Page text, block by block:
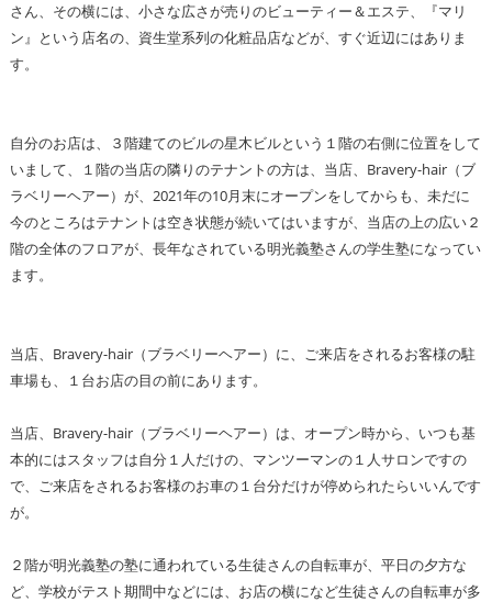
さん、その横には、小さな広さが売りのビューティー＆エステ、『マリ
ン』という店名の、資生堂系列の化粧品店などが、すぐ近辺にはありま
す。
自分のお店は、３階建てのビルの星木ビルという１階の右側に位置をして
いまして、１階の当店の隣りのテナントの方は、当店、Bravery-hair（ブ
ラベリーヘアー）が、2021年の10月末にオープンをしてからも、未だに
今のところはテナントは空き状態が続いてはいますが、当店の上の広い２
階の全体のフロアが、長年なされている明光義塾さんの学生塾になってい
ます。
当店、Bravery-hair（ブラベリーヘアー）に、ご来店をされるお客様の駐
車場も、１台お店の目の前にあります。
当店、Bravery-hair（ブラベリーヘアー）は、オープン時から、いつも基
本的にはスタッフは自分１人だけの、マンツーマンの１人サロンですの
で、ご来店をされるお客様のお車の１台分だけが停められたらいいんです
が。
２階が明光義塾の塾に通われている生徒さんの自転車が、平日の夕方な
ど、学校がテスト期間中などには、お店の横になど生徒さんの自転車が多